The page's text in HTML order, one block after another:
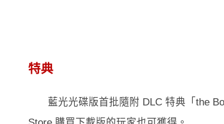
特典
藍光光碟版首批隨附 DLC 特典「the